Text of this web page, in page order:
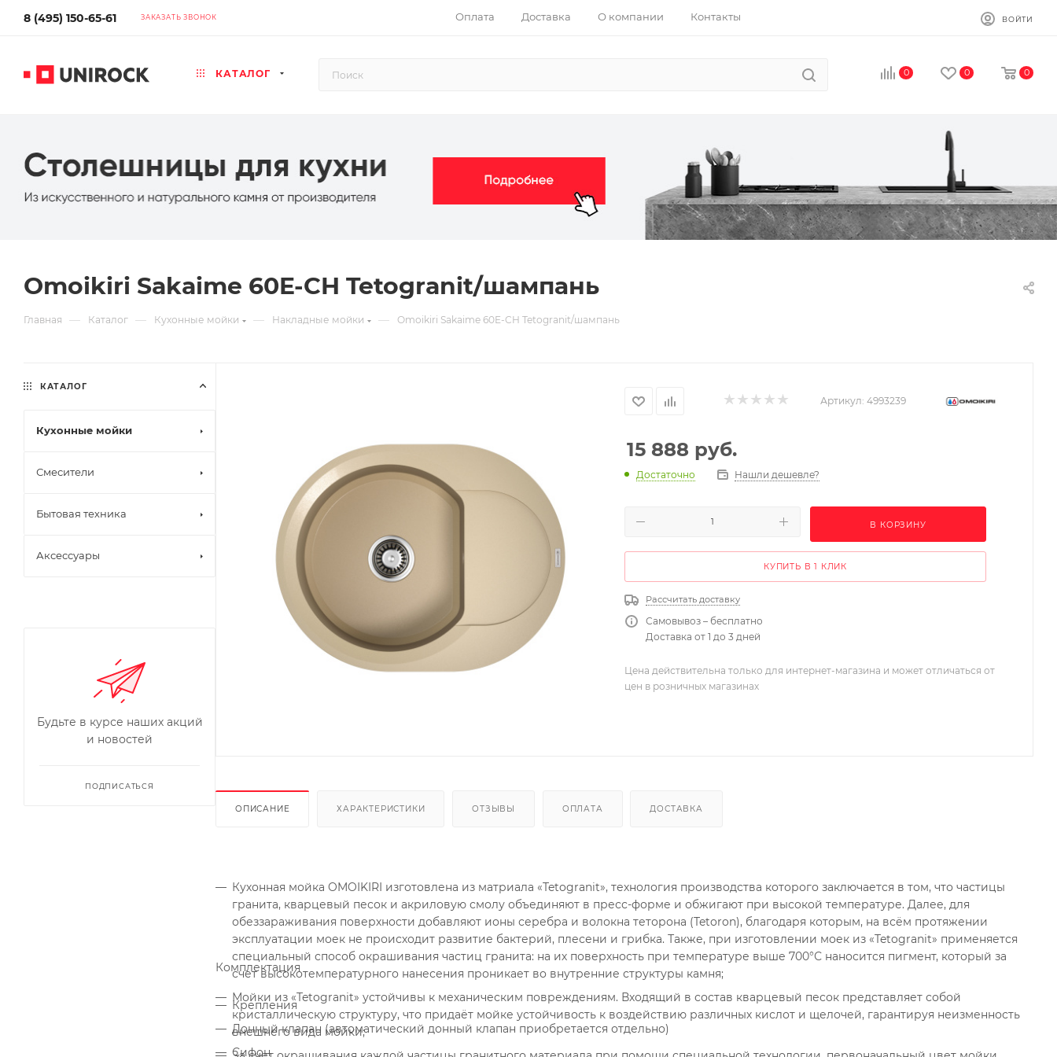
8 (495) 150-65-61 ЗАКАЗАТЬ ЗВОНОК Оплата Доставка О компании Контакты ВОЙТИ
КАТАЛОГ 0 0 0
Omoikiri Sakaime 60E-CH Tetogranit/шампань
Главная — Каталог — Кухонные мойки — Накладные мойки — Omoikiri Sakaime 60E-CH Tetogranit/шампань
Артикул: 4993239
15 888 руб.
Достаточно Нашли дешевле?
В КОРЗИНУ
КУПИТЬ В 1 КЛИК
Рассчитать доставку
Самовывоз – бесплатно
Доставка от 1 до 3 дней
Цена действительна только для интернет-магазина и может отличаться от
цен в розничных магазинах
ОПИСАНИЕ ХАРАКТЕРИСТИКИ ОТЗЫВЫ ОПЛАТА ДОСТАВКА
Кухонная мойка OMOIKIRI изготовлена из матриала «Tetogranit», технология производства которого заключается в том, что частицы
гранита, кварцевый песок и акриловую смолу объединяют в пресс-форме и обжигают при высокой температуре. Далее, для
обеззараживания поверхности добавляют ионы серебра и волокна теторона (Tetoron), благодаря которым, на всём протяжении
эксплуатации моек не происходит развитие бактерий, плесени и грибка. Также, при изготовлении моек из «Tetogranit» применяется
специальный способ окрашивания частиц гранита: на их поверхность при температуре выше 700°С наносится пигмент, который за
счет высокотемпературного нанесения проникает во внутренние структуры камня;
Мойки из «Tetogranit» устойчивы к механическим повреждениям. Входящий в состав кварцевый песок представляет собой
кристаллическую структуру, что придаёт мойке устойчивость к воздействию различных кислот и щелочей, гарантируя неизменность
внешнего вида мойки;
Комплектация
Крепления
Донный клапан (автоматический донный клапан приобретается отдельно)
Сифон
КАТАЛОГ
Кухонные мойки
Смесители
Бытовая техника
Аксессуары
Будьте в курсе наших акций
и новостей
ПОДПИСАТЬСЯ